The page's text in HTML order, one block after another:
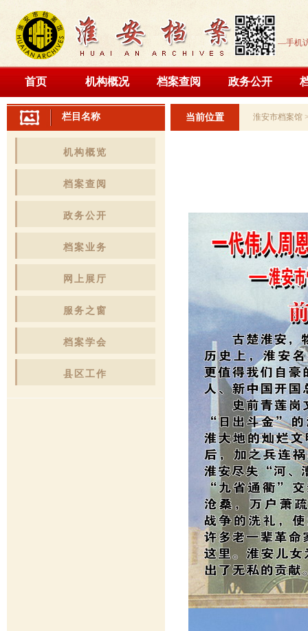
—手机
首页 机构概况 档案查阅 政务公开
栏目名称
机构概览
档案查阅
政务公开
档案业务
网上展厅
服务之窗
档案学会
县区工作
当前位置 淮安市档案馆